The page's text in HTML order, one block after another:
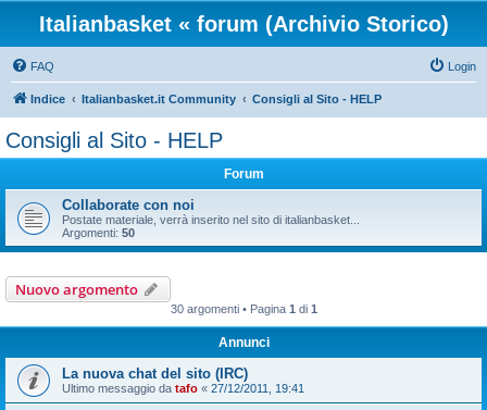
Italianbasket « forum (Archivio Storico)
FAQ Login
Indice Italianbasket.it Community Consigli al Sito - HELP
Consigli al Sito - HELP
Forum
Collaborate con noi
Postate materiale, verrà inserito nel sito di italianbasket...
Argomenti: 50
Nuovo argomento
30 argomenti • Pagina 1 di 1
Annunci
La nuova chat del sito (IRC)
Ultimo messaggio da tafo « 27/12/2011, 19:41